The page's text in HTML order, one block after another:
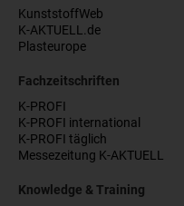
KunststoffWeb
K-AKTUELL.de
Plasteurope
Fachzeitschriften
K-PROFI
K-PROFI international
K-PROFI täglich
Messezeitung K-AKTUELL
Knowledge & Training